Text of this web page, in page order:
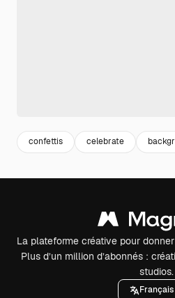
confettis celebrate
La plateforme créative pour
Plus d’un million d’abonnés :
studios.
Français